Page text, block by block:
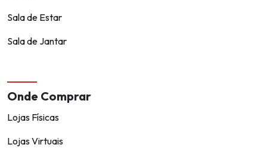
Sala de Estar
Sala de Jantar
Onde Comprar
Lojas Físicas
Lojas Virtuais